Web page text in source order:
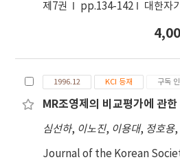
제7권
pp.134-142 대한자
1996.12 KCI 등재 구독
MR조영제의 비교평가에 관한
심선하, 이노진, 이용대, 정호용,
Journal of the Korean